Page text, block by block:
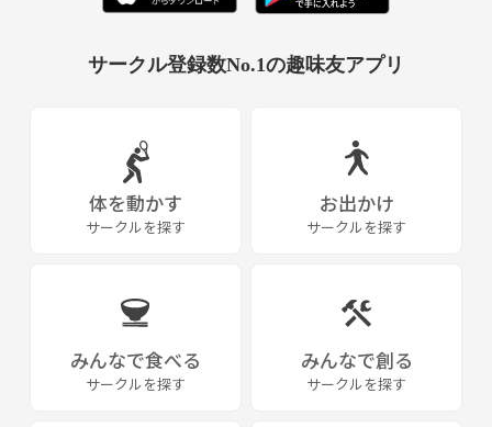
サークル登録数No.1の趣味友アプリ
体を動かす
サークルを探す
お出かけ
サークルを探す
みんなで食べる
サークルを探す
みんなで創る
サークルを探す